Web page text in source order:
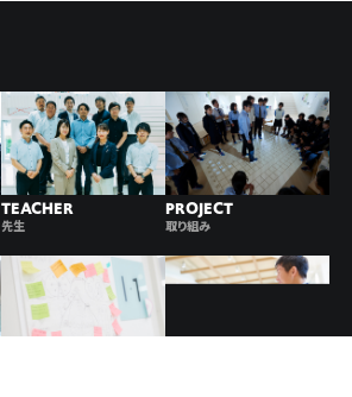
TEACHER
先生
PROJECT
取り組み